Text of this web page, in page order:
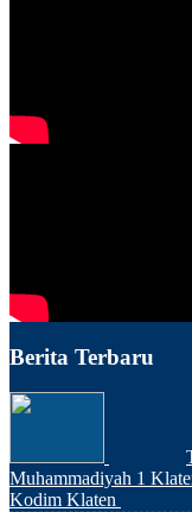
Berita Terbaru
Muhammadiyah 1
Kodim Klaten